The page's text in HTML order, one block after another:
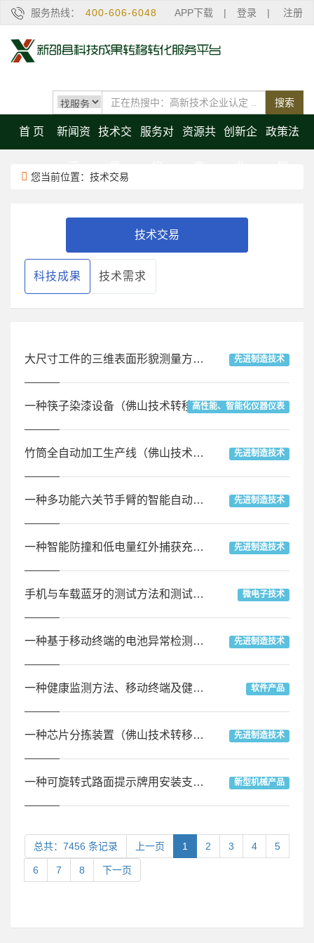
服务热线： 400-606-6048 APP下载 | 登录 | 注册
搜索
首 页 新闻资 技术交 服务对 资源共 创新企 政策法
您当前位置：技术交易
技术交易
科技成果 技术需求
大尺寸工件的三维表面形貌测量方法（佛山技术转移中心） 先进制造技术
一种筷子染漆设备（佛山技术转移中心）
高性能、智能化仪器仪表
竹筒全自动加工生产线（佛山技术转移中心） 先进制造技术
一种多功能六关节手臂的智能自动化机器人（佛山技术转移中心） 先进制造技术
一种智能防撞和低电量红外捕获充电源的扫地机器人（佛山技术转移中心） 先进制造技术
手机与车载蓝牙的测试方法和测试系统（佛山技术转移中心） 微电子技术
一种基于移动终端的电池异常检测方法及系统（佛山技术转移中心） 先进制造技术
一种健康监测方法、移动终端及健康监测系统（佛山技术转移中心） 软件产品
一种芯片分拣装置（佛山技术转移中心） 先进制造技术
一种可旋转式路面提示牌用安装支架 （佛山技术转移中心） 新型机械产品
总共：7456 条记录 上一页 1 2 3 4 5
6 7 8 下一页